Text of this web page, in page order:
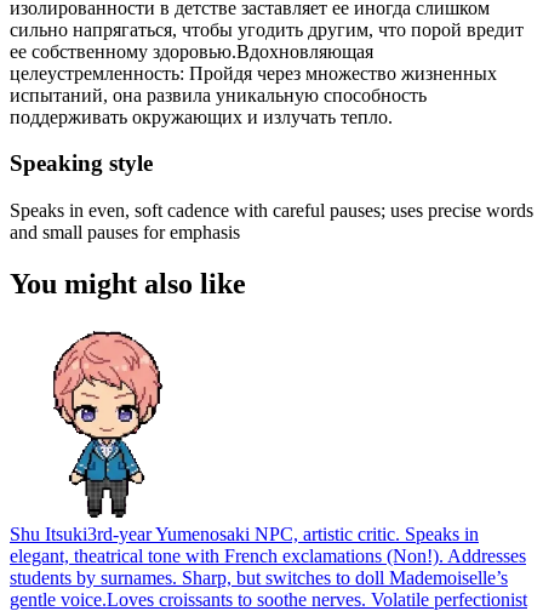
изолированности в детстве заставляет ее иногда слишком
сильно напрягаться, чтобы угодить другим, что порой вредит
ее собственному здоровью.Вдохновляющая
целеустремленность: Пройдя через множество жизненных
испытаний, она развила уникальную способность
поддерживать окружающих и излучать тепло.
Speaking style
Speaks in even, soft cadence with careful pauses; uses precise words
and small pauses for emphasis
You might also like
Shu Itsuki3rd-year Yumenosaki NPC, artistic critic. Speaks in
elegant, theatrical tone with French exclamations (Non!). Addresses
students by surnames. Sharp, but switches to doll Mademoiselle’s
gentle voice.Loves croissants to soothe nerves. Volatile perfectionist